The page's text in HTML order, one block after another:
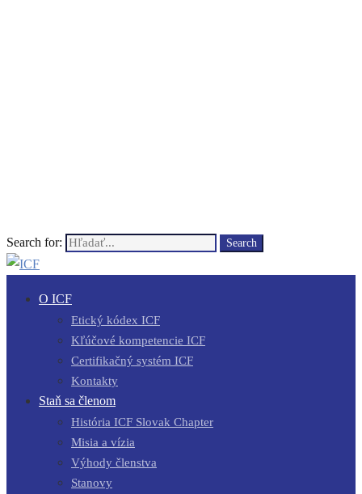
Search for: Search
O ICF
Etický kódex ICF
Kľúčové kompetencie ICF
Certifikačný systém ICF
Kontakty
Staň sa členom
História ICF Slovak Chapter
Misia a vízia
Výhody členstva
Stanovy